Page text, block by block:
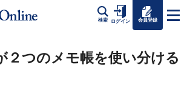
検索 ログイン 会員登録
２つのメモ帳を使い分ける